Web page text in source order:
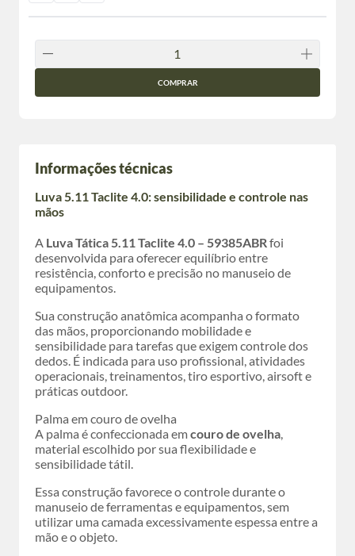
COMPRAR
Informações técnicas
Luva 5.11 Taclite 4.0: sensibilidade e controle nas
mãos
A Luva Tática 5.11 Taclite 4.0 – 59385ABRfoi
desenvolvida para oferecer equilíbrio entre
resistência, conforto e precisão no manuseio de
equipamentos.
Sua construção anatômica acompanha o formato
das mãos, proporcionando mobilidade e
sensibilidade para tarefas que exigem controle dos
dedos. É indicada para uso profissional, atividades
operacionais, treinamentos, tiro esportivo, airsoft e
práticas outdoor.
Palma em couro de ovelha
A palma é confeccionada emcouro de ovelha,
material escolhido por sua flexibilidade e
sensibilidade tátil.
Essa construção favorece o controle durante o
manuseio de ferramentas e equipamentos, sem
utilizar uma camada excessivamente espessa entre a
mão e o objeto.